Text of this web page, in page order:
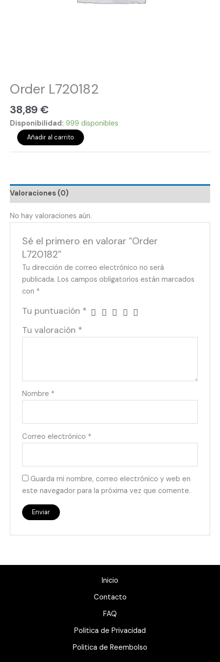
Order L720182
38,89 €
Disponibilidad: 999 disponibles
Añadir al carrito
Valoraciones (0)
No hay valoraciones aún.
Sé el primero en valorar “Order
L720182”
Tu dirección de correo electrónico no será
publicada. Los campos obligatorios están marcados
con *
Tu puntuación *
Tu valoración *
Nombre *
Correo electrónico *
Guarda mi nombre, correo electrónico y web en
este navegador para la próxima vez que comente.
Inicio
Contacto
FAQ
Politica de Privacidad
Politica de Reembolso